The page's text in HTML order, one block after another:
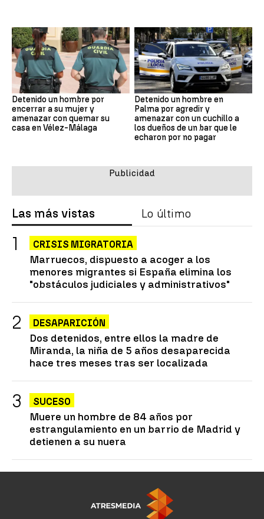
Detenido un hombre por
encerrar a su mujer y
amenazar con quemar su
casa en Vélez-Málaga
Detenido un hombre en
Palma por agredir y
amenazar con un cuchillo a
los dueños de un bar que le
echaron por no pagar
Las más vistas Lo último
CRISIS MIGRATORIA
Marruecos, dispuesto a acoger a los
menores migrantes si España elimina los
"obstáculos judiciales y administrativos"
DESAPARICIÓN
Dos detenidos, entre ellos la madre de
Miranda, la niña de 5 años desaparecida
hace tres meses tras ser localizada
SUCESO
Muere un hombre de 84 años por
estrangulamiento en un barrio de Madrid y
detienen a su nuera